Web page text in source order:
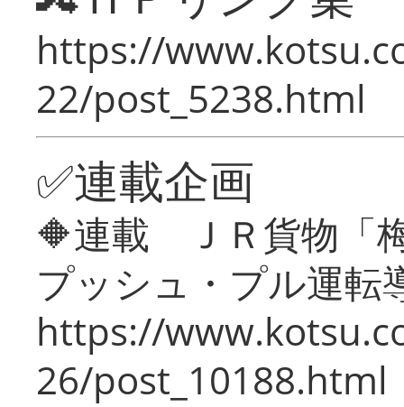
https://
22/post_5238.html
✅連載企画
🔶連載 ＪＲ貨物「
プッシュ・プル運転
https://
26/post_10188.html